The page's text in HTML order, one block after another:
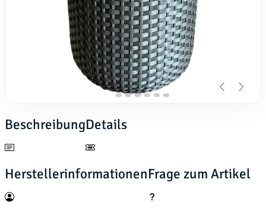
BeschreibungDetails
HerstellerinformationenFrage zum Artikel